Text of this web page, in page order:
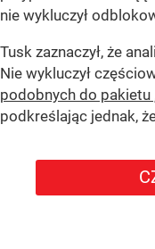
nie wykluczył
Tusk zaznaczył, że
Nie wykluczył
podobnych do pakietu
podkreślając jednak,